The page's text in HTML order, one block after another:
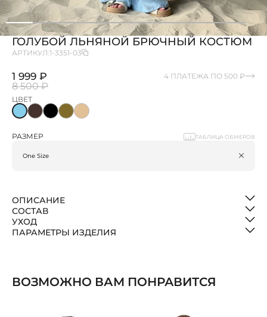
ГОЛУБОЙ ЛЬНЯНОЙ БРЮЧНЫЙ КОСТЮМ
АРТИКУЛ:1-3351-03
1 999 ₽
8 500 ₽
4 ПЛАТЕЖА ПО 500 ₽
ЦВЕТ
РАЗМЕР ТАБЛИЦА ОБМЕРОВ
ОПИСАНИЕ
СОСТАВ
УХОД
ПАРАМЕТРЫ ИЗДЕЛИЯ
ВОЗМОЖНО ВАМ ПОНРАВИТСЯ